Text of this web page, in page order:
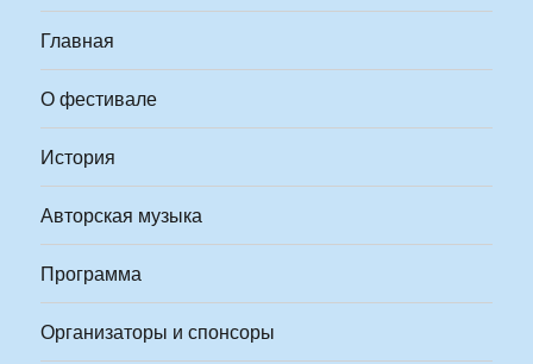
Главная
О фестивале
История
Авторская музыка
Программа
Организаторы и спонсоры